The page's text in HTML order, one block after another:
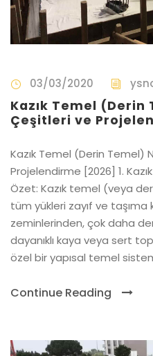
03/03/2020
Kazık Temel (Derin
Çeşitleri ve
Kazık Temel (Derin Temel)
Projelendirme [2026] 1.
Özet: Kazık temel (veya
tüm yükleri zayıf ve
zeminlerinden, çok daha
dayanıklı kaya veya sert
özel bir yapısal temel
Continue Reading